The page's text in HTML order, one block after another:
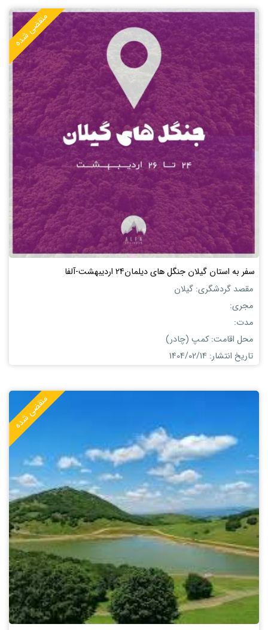
منقضی شده
سفر به استان گيلان جنگل هاى ديلمان24 اردیبهشت-آلفا
مقصد گردشگری: گیلان
مجری:
مدت:
محل اقامت: کمپ (چادر)
تاریخ انتشار: 1404/02/14
منقضی شده